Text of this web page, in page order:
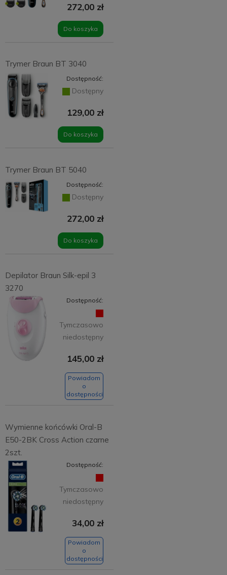
272,00 zł
Do koszyka
Trymer Braun BT 3040
Dostępność:
Dostępny
129,00 zł
Do koszyka
Trymer Braun BT 5040
Dostępność:
Dostępny
272,00 zł
Do koszyka
Depilator Braun Silk-epil 3
3270
Dostępność:
Tymczasowo
niedostępny
145,00 zł
Powiadom
o
dostępności
Wymienne końcówki Oral-B
E50-2BK Cross Action czarne
2szt.
Dostępność:
Tymczasowo
niedostępny
34,00 zł
Powiadom
o
dostępności